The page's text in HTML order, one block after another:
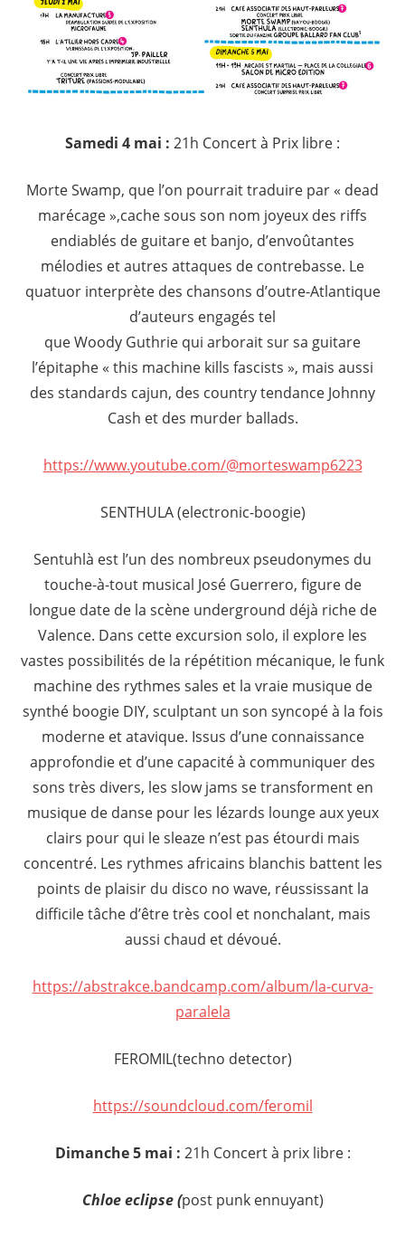
Samedi 4 mai : 21h Concert à Prix libre :
Morte Swamp, que l’on pourrait traduire par « dead
marécage »,cache sous son nom joyeux des riffs
endiablés de guitare et banjo, d’envoûtantes
mélodies et autres attaques de contrebasse. Le
quatuor interprète des chansons d’outre-Atlantique
d’auteurs engagés tel
que Woody Guthrie qui arborait sur sa guitare
l’épitaphe « this machine kills fascists », mais aussi
des standards cajun, des country tendance Johnny
Cash et des murder ballads.
https://www.youtube.com/@morteswamp6223
SENTHULA (electronic-boogie)
Sentuhlà est l’un des nombreux pseudonymes du
touche-à-tout musical José Guerrero, figure de
longue date de la scène underground déjà riche de
Valence. Dans cette excursion solo, il explore les
vastes possibilités de la répétition mécanique, le funk
machine des rythmes sales et la vraie musique de
synthé boogie DIY, sculptant un son syncopé à la fois
moderne et atavique. Issus d’une connaissance
approfondie et d’une capacité à communiquer des
sons très divers, les slow jams se transforment en
musique de danse pour les lézards lounge aux yeux
clairs pour qui le sleaze n’est pas étourdi mais
concentré. Les rythmes africains blanchis battent les
points de plaisir du disco no wave, réussissant la
difficile tâche d’être très cool et nonchalant, mais
aussi chaud et dévoué.
https://abstrakce.bandcamp.com/album/la-curva-
paralela
FEROMIL(techno detector)
https://soundcloud.com/feromil
Dimanche 5 mai : 21h Concert à prix libre :
Chloe eclipse (post punk ennuyant)